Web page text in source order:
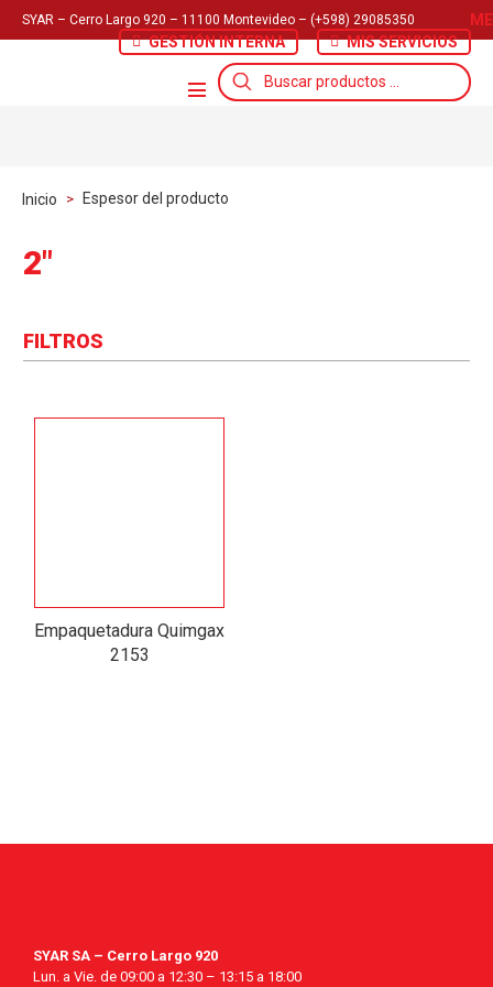
SYAR – Cerro Largo 920 – 11100 Montevideo – (+598) 29085350
GESTIÓN INTERNA
MIS SERVICIOS
Búsqueda
de
productos
Inicio > Espesor del producto
2″
FILTROS
Empaquetadura Quimgax
2153
SYAR SA – Cerro Largo 920
Lun. a Vie. de 09:00 a 12:30 – 13:15 a 18:00